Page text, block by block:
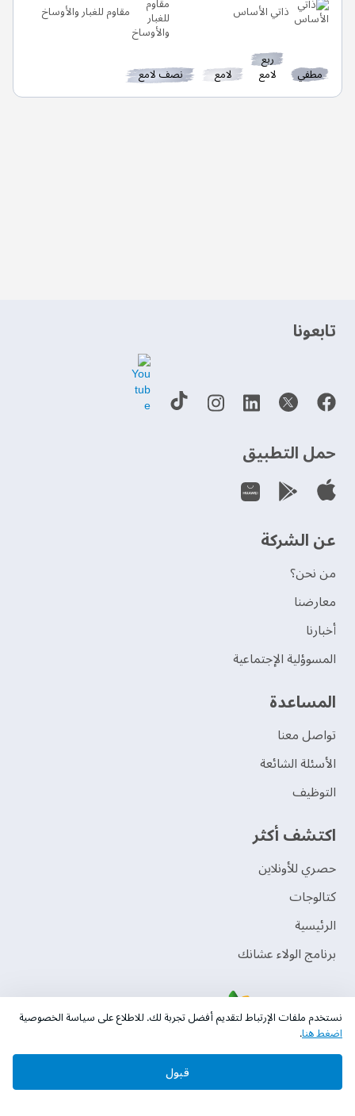
ذاتي الأساس مقاوم للغبار والأوساخ
مطفي
ربع
لامع لامع نصف لامع
‫تابعونا‬
حمل التطبيق
عن الشركة
من نحن؟
‫معارضنا‬
‫أخبارنا‬
المسوؤلية الإجتماعية
‫المساعدة‬
تواصل معنا
الأسئلة الشائعة
التوظيف
اكتشف أكثر
حصري للأونلاين
‫كتالوجات‬
الرئيسية
برنامج الولاء عشانك
حقوق النشر © 2026 دهانات الجزيرة
نستخدم ملفات الإرتباط لتقديم أفضل تجربة لك. للاطلاع على سياسة الخصوصية
اضغط هنا.
قبول